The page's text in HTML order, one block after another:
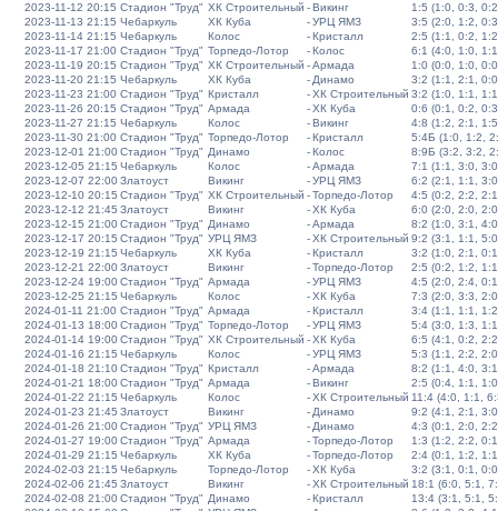
2023-11-12 20:15 Стадион "Труд" ХК Строительный -Викинг
1:5 (1:0, 0:3,
2023-11-13 21:15 Чебаркуль ХК Куба -УРЦ ЯМЗ
3:5 (2:0, 1:2,
2023-11-14 21:15 Чебаркуль Колос -Кристалл
2:5 (1:1, 0:2,
2023-11-17 21:00 Стадион "Труд" Торпедо-Лотор -Колос
6:1 (4:0, 1:0,
2023-11-19 20:15 Стадион "Труд" ХК Строительный -Армада
1:0 (0:0, 1:0,
2023-11-20 21:15 Чебаркуль ХК Куба - Динамо
3:2 (1:1, 2:1,
2023-11-23 21:00 Стадион "Труд" Кристалл -ХК Строительный 3:2 (1:0, 1:1,
2023-11-26 20:15 Стадион "Труд" Армада -ХК Куба
0:6 (0:1, 0:2,
2023-11-27 21:15 Чебаркуль Колос -Викинг
4:8 (1:2, 2:1,
2023-11-30 21:00 Стадион "Труд" Торпедо-Лотор -Кристалл
5:4Б (1:0, 1:2,
2023-12-01 21:00Стадион "Труд" Динамо -Колос
8:9Б (3:2, 3:2,
2023-12-05 21:15 Чебаркуль Колос -Армада
7:1 (1:1, 3:0,
2023-12-07 22:00Златоуст Викинг -УРЦ ЯМЗ
6:2 (2:1, 1:1,
2023-12-10 20:15 Стадион "Труд" ХК Строительный -Торпедо-Лотор
4:5 (0:2, 2:2,
2023-12-12 21:45 Златоуст Викинг -ХК Куба
6:0 (2:0, 2:0,
2023-12-15 21:00Стадион "Труд" Динамо -Армада
8:2 (1:0, 3:1,
2023-12-17 20:15 Стадион "Труд" УРЦ ЯМЗ -ХК Строительный 9:2 (3:1, 1:1,
2023-12-19 21:15 Чебаркуль ХК Куба -Кристалл
3:2 (1:0, 2:1,
2023-12-21 22:00Златоуст Викинг -Торпедо-Лотор
2:5 (0:2, 1:2,
2023-12-24 19:00Стадион "Труд" Армада -УРЦ ЯМЗ
4:5 (2:0, 2:4,
2023-12-25 21:15 Чебаркуль Колос -ХК Куба
7:3 (2:0, 3:3,
2024-01-11 21:00 Стадион "Труд" Армада -Кристалл
3:4 (1:1, 1:1,
2024-01-13 18:00Стадион "Труд" Торпедо-Лотор -УРЦ ЯМЗ
5:4 (3:0, 1:3,
2024-01-14 19:00Стадион "Труд" ХК Строительный -ХК Куба
6:5 (4:1, 0:2,
2024-01-16 21:15 Чебаркуль Колос -УРЦ ЯМЗ
5:3 (1:1, 2:2,
2024-01-18 21:10Стадион "Труд" Кристалл -Армада
8:2 (1:1, 4:0,
2024-01-21 18:00Стадион "Труд" Армада -Викинг
2:5 (0:4, 1:1,
2024-01-22 21:15 Чебаркуль Колос -ХК Строительный 11:4 (4:0, 1:1,
2024-01-23 21:45 Златоуст Викинг - Динамо
9:2 (4:1, 2:1,
2024-01-26 21:00Стадион "Труд" УРЦ ЯМЗ - Динамо
4:3 (0:1, 2:0,
2024-01-27 19:00Стадион "Труд" Армада -Торпедо-Лотор
1:3 (1:2, 2:2,
2024-01-29 21:15 Чебаркуль ХК Куба -Торпедо-Лотор
2:4 (0:1, 1:2,
2024-02-03 21:15 Чебаркуль Торпедо-Лотор -ХК Куба
3:2 (3:1, 0:1,
2024-02-06 21:45 Златоуст Викинг -ХК Строительный 18:1 (6:0, 5:1,
2024-02-08 21:00Стадион "Труд" Динамо -Кристалл
13:4 (3:1, 5:1,